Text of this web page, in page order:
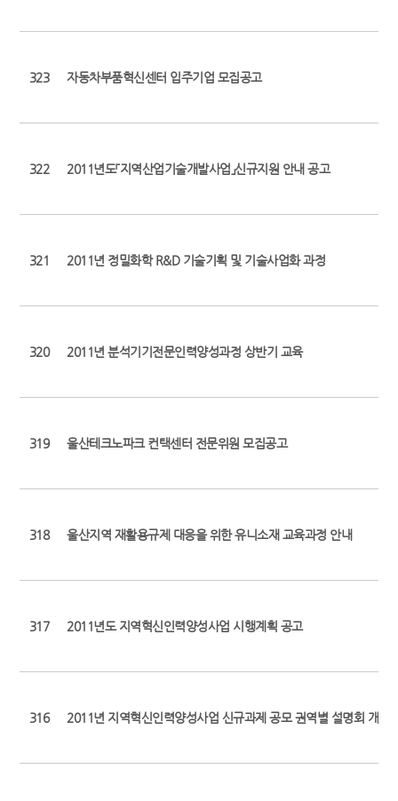
323 자동차부품혁신센터 입주기업 모집공고
322 2011년도「지역산업기술개발사업」신규지원 안내 공고
321 2011년 정밀화학 R&D 기술기획 및 기술사업화 과정
320 2011년 분석기기전문인력양성과정 상반기 교육
319 울산테크노파크 컨택센터 전문위원 모집공고
318 울산지역 재활용규제 대응을 위한 유니소재 교육과정 안내
317 2011년도 지역혁신인력양성사업 시행계획 공고
316 2011년 지역혁신인력양성사업 신규과제 공모 권역별 설명회 개최